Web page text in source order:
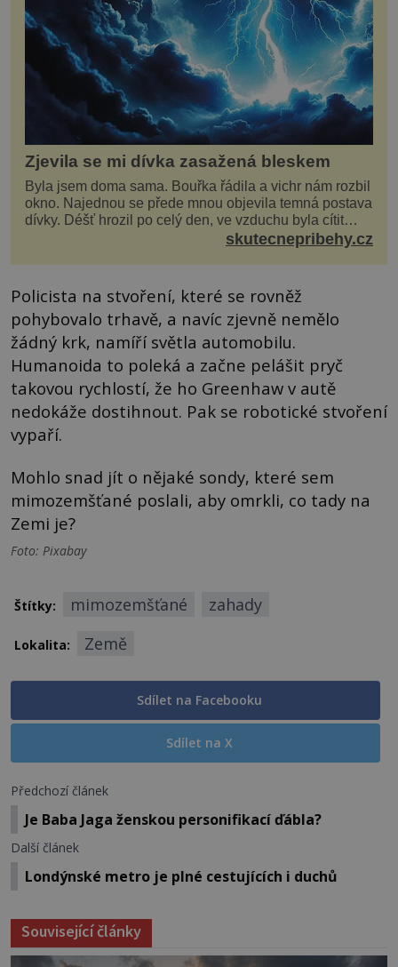
Zjevila se mi dívka zasažená bleskem
Byla jsem doma sama. Bouřka řádila a vichr nám rozbil
okno. Najednou se přede mnou objevila temná postava
dívky. Déšť hrozil po celý den, ve vzduchu byla cítit
bouřka. Do topolů před domem se opřel ví...skutecnepribehy.cz
Policista na stvoření, které se rovněž
pohybovalo trhavě, a navíc zjevně nemělo
žádný krk, namíří světla automobilu.
Humanoida to poleká a začne pelášit pryč
takovou rychlostí, že ho Greenhaw v autě
nedokáže dostihnout. Pak se robotické stvoření
vypaří.
Mohlo snad jít o nějaké sondy, které sem
mimozemšťané poslali, aby omrkli, co tady na
Zemi je?
Foto: Pixabay
Štítky: mimozemšťané zahady
Lokalita: Země
Sdílet na Facebooku
Sdílet na X
Předchozí článek
Je Baba Jaga ženskou personifikací ďábla?
Další článek
Londýnské metro je plné cestujících i duchů
Související články